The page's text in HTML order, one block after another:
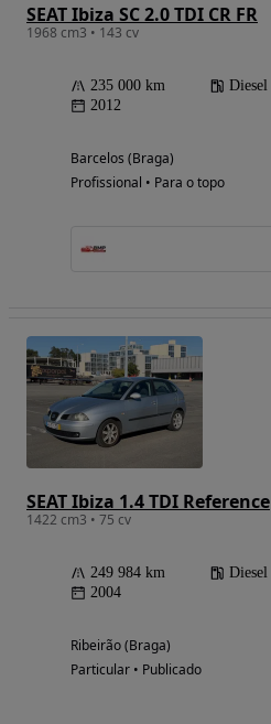
SEAT Ibiza SC 2.0 TDI CR FR
1968 cm3 • 143 cv
235 000 km Diesel
2012
Barcelos (Braga)
Profissional • Para o topo
SEAT Ibiza 1.4 TDI Reference
1422 cm3 • 75 cv
249 984 km Diesel
2004
Ribeirão (Braga)
Particular • Publicado